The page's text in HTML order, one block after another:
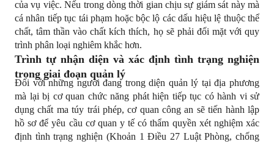
của vụ việc. Nếu trong dòng thời gian chịu sự giám sát này mà
cá nhân tiếp tục tái phạm hoặc bộc lộ các dấu hiệu lệ thuộc thể
chất, tâm thần vào chất kích thích, họ sẽ phải đối mặt với quy
trình phân loại nghiêm khắc hơn.
Trình tự nhận diện và xác định tình trạng nghiện
trong giai đoạn quản lý
Đối với những người đang trong diện quản lý tại địa phương
mà lại bị cơ quan chức năng phát hiện tiếp tục có hành vi sử
dụng chất ma túy trái phép, cơ quan công an sẽ tiến hành lập
hồ sơ để yêu cầu cơ quan y tế có thẩm quyền xét nghiệm xác
định tình trạng nghiện (Khoản 1 Điều 27 Luật Phòng, chống